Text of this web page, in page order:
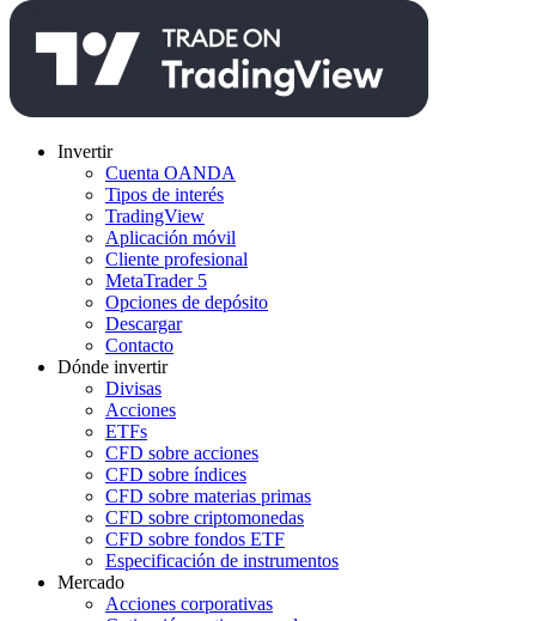
Invertir
Cuenta OANDA
Tipos de interés
TradingView
Aplicación móvil
Cliente profesional
MetaTrader 5
Opciones de depósito
Descargar
Contacto
Dónde invertir
Divisas
Acciones
ETFs
CFD sobre acciones
CFD sobre índices
CFD sobre materias primas
CFD sobre criptomonedas
CFD sobre fondos ETF
Especificación de instrumentos
Mercado
Acciones corporativas